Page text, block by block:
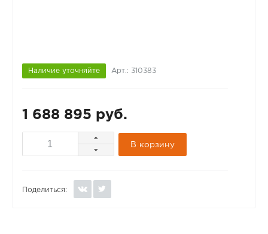
Наличие уточняйте Арт.: 310383
1 688 895 руб.
В корзину
Поделиться: